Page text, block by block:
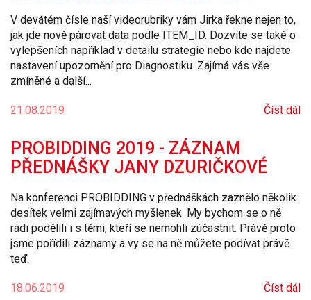
V devátém čísle naší videorubriky vám Jirka řekne nejen to,
jak jde nově párovat data podle ITEM_ID. Dozvíte se také o
vylepšeních například v detailu strategie nebo kde najdete
nastavení upozornění pro Diagnostiku. Zajímá vás vše
zmíněné a další...
21.08.2019 Číst dál
PROBIDDING 2019 - ZÁZNAM
PŘEDNÁŠKY JANY DZURIČKOVÉ
Na konferenci PROBIDDING v přednáškách zaznělo několik
desítek velmi zajímavých myšlenek. My bychom se o ně
rádi podělili i s těmi, kteří se nemohli zúčastnit. Právě proto
jsme pořídili záznamy a vy se na ně můžete podívat právě
teď.
18.06.2019 Číst dál